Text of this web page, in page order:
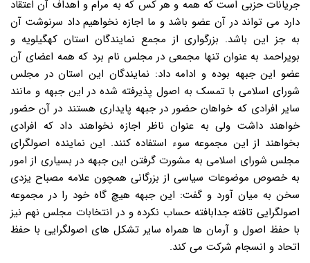
جریانات حزبی است که همه و هر کس که به مرام و اهداف آن اعتقاد
دارد می تواند در آن عضو باشد و ما اجازه نخواهیم داد سرنوشت آن
به جز این باشد. بزرگواری از مجمع نمایندگان استان کهگیلویه و
بویراحمد به عنوان تنها مجمعی در مجلس نام برد که همه اعضای آن
عضو این جبهه بوده و ادامه داد: نمایندگان این استان در مجلس
شورای اسلامی با تمسک به اصول پذیرفته شده در این جبهه و مانند
سایر افرادی که خواهان حضور در جبهه پایداری هستند در آن حضور
خواهند داشت ولی به عنوان ناظر اجازه نخواهند داد که افرادی
بخواهند از این مجموعه سوء استفاده کنند. این نماینده اصولگرای
مجلس شورای اسلامی به مشورت گرفتن این جبهه در بسیاری از امور
به خصوص موضوعات سیاسی از بزرگانی همچون علامه مصباح یزدی
سخن به میان آورد و گفت: این جبهه هیچ گاه خود را در مجموعه
اصولگرایی تافته جدابافته حساب نکرده و در انتخابات مجلس نهم نیز
با حفظ اصول و آرمان ها همراه سایر تشکل های اصولگرایی با حفظ
اتحاد و انسجام شرکت می کند.